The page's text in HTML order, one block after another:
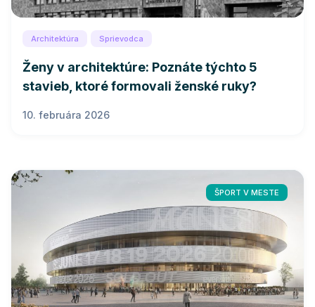
Architektúra Sprievodca
Ženy v architektúre: Poznáte týchto 5
stavieb, ktoré formovali ženské ruky?
10. februára 2026
ŠPORT V MESTE